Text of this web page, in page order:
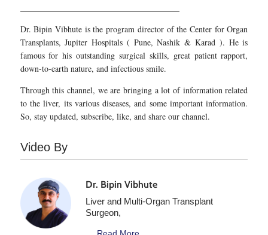
Dr. Bipin Vibhute is the program director of the Center for Organ
Transplants, Jupiter Hospitals ( Pune, Nashik & Karad ). He is
famous for his outstanding surgical skills, great patient rapport,
down-to-earth nature, and infectious smile.
Through this channel, we are bringing a lot of information related
to the liver, its various diseases, and some important information.
So, stay updated, subscribe, like, and share our channel.
Video By
Dr. Bipin Vibhute
Liver and Multi-Organ Transplant
Surgeon,